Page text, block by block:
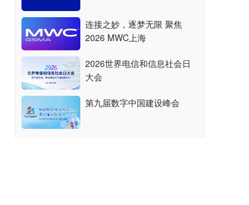
连接之妙，逐梦无限 聚焦
2026 MWC上海
2026世界电信和信息社会日
大会
第九届数字中国建设峰会